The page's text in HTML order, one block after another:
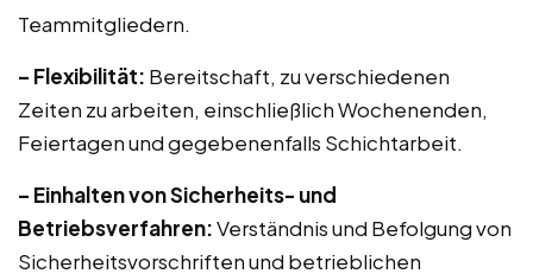
Teammitgliedern.
– Flexibilität: Bereitschaft, zu verschiedenen
Zeiten zu arbeiten, einschließlich Wochenenden,
Feiertagen und gegebenenfalls Schichtarbeit.
– Einhalten von Sicherheits- und
Betriebsverfahren:Verständnis und Befolgung von
Sicherheitsvorschriften und betrieblichen